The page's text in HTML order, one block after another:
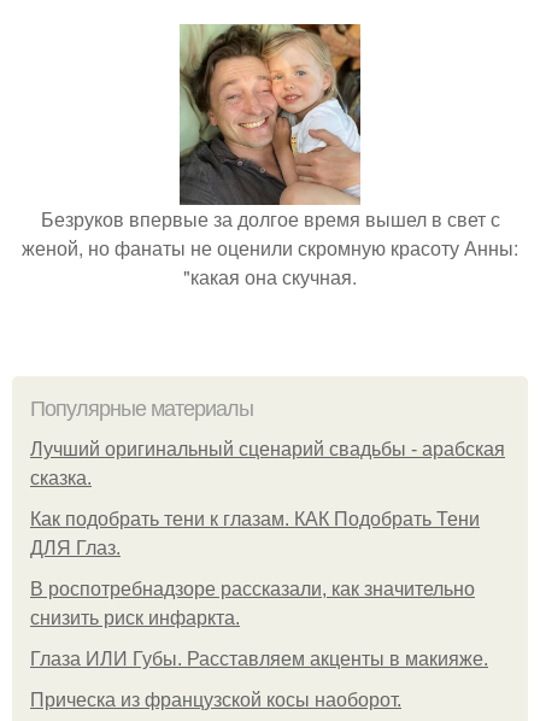
Безруков впервые за долгое время вышел в свет с
женой, но фанаты не оценили скромную красоту Анны:
"какая она скучная.
Популярные материалы
Лучший оригинальный сценарий свадьбы - арабская
сказка.
Как подобрать тени к глазам. КАК Подобрать Тени
ДЛЯ Глаз.
В роспотребнадзоре рассказали, как значительно
снизить риск инфаркта.
Глаза ИЛИ Губы. Расставляем акценты в макияже.
Прическа из французской косы наоборот.